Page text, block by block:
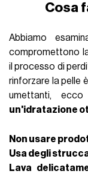
Cosa
Abbiamo
compromettono
il processo di
rinforzare la pelle
umettanti,
un'idratazione
Non usare
Usa degli
Lava